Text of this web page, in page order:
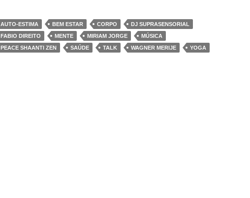
b
o
o
k
t
e
r
e
d
I
n
s
A
p
p
AUTO-ESTIMA BEM ESTAR CORPO
DJ SUPRASENSORIAL
FABIO DIREITO
MENTE MIRIAM JORGE
MÚSICA
PEACE SHAANTI ZEN
SAÚDE TALK WAGNER MERIJE YOGA